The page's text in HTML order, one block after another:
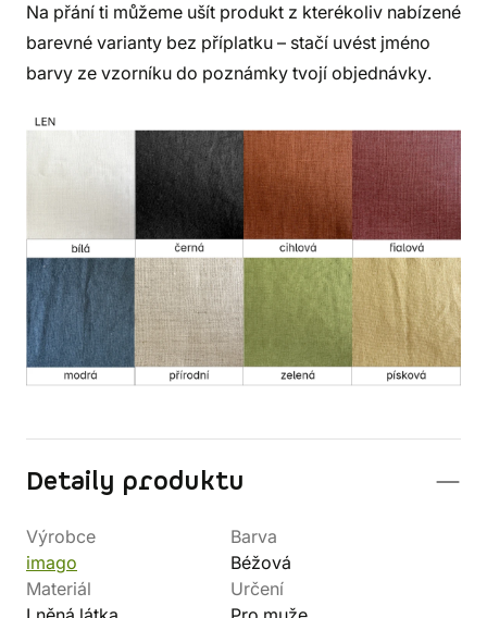
Na přání ti můžeme ušít produkt z kterékoliv nabízené
barevné varianty bez příplatku – stačí uvést jméno
barvy ze vzorníku do poznámky tvojí objednávky.
Detaily produktu
Výrobce
imago
Barva
Béžová
Materiál
Určení